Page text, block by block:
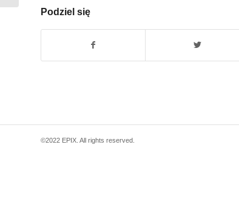
Podziel się
©2022 EPIX. All rights reserved.